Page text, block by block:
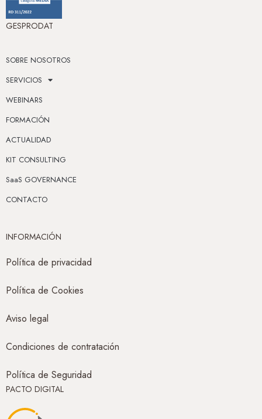
GESPRODAT
SOBRE NOSOTROS
SERVICIOS
WEBINARS
FORMACIÓN
ACTUALIDAD
KIT CONSULTING
SaaS GOVERNANCE
CONTACTO
INFORMACIÓN
Política de privacidad
Política de Cookies
Aviso legal
Condiciones de contratación
Política de Seguridad
PACTO DIGITAL